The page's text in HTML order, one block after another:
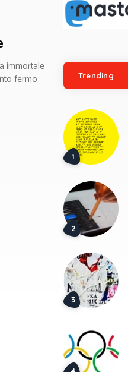
immortale
fermo
Trending